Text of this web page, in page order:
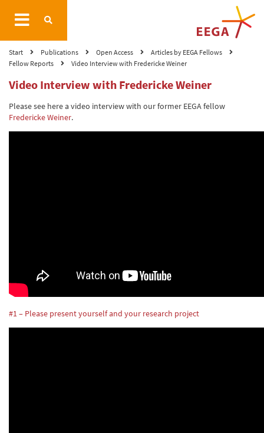
Start Publications Open Access
Articles by EEGA Fellows
Fellow Reports
Video Interview with Fredericke Weiner
Video Interview with Fredericke Weiner
Please see here a video interview with our former EEGA fellow
Fredericke Weiner.
#1 – Please present yourself and your research project